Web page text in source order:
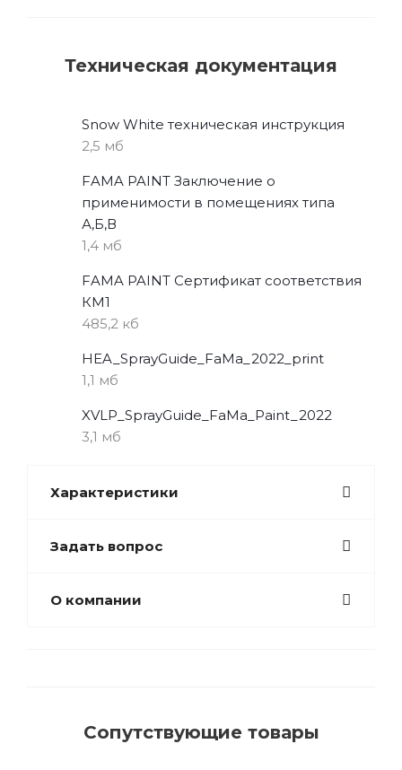
Техническая документация
Snow White техническая инструкция
2,5 мб
FAMA PAINT Заключение о
применимости в помещениях типа
А,Б,В
1,4 мб
FAMA PAINT Сертификат соответствия
КМ1
485,2 кб
HEA_SprayGuide_FaMa_2022_print
1,1 мб
XVLP_SprayGuide_FaMa_Paint_2022
3,1 мб
Характеристики
Задать вопрос
О компании
Сопутствующие товары